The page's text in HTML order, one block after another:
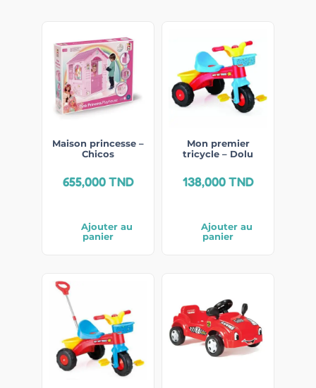
Maison princesse –
Chicos
655,000TND
Ajouter au
panier
Mon premier
tricycle – Dolu
138,000TND
Ajouter au
panier